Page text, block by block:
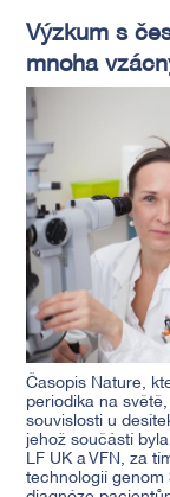
Výzkum s
mnoha
Časopis Nature,
periodika na
souvislosti u
jehož součástí
LF UK a VFN, za
technologií genom